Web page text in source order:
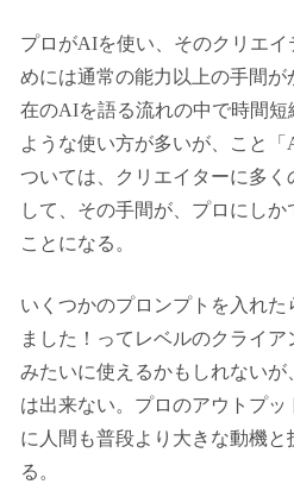
プロがAIを使い、そのクリエ
めには通常の能力以上の手間が
在のAIを語る流れの中で時間
ような使い方が多いが、こと
ついては、クリエイターに多
して、その手間が、プロにしか
ことになる。
いくつかのプロンプトを入れた
ました！ってレベルのクライ
みたいに使えるかもしれない
は出来ない。プロのアウトプ
に人間も普段より大きな動機と
る。